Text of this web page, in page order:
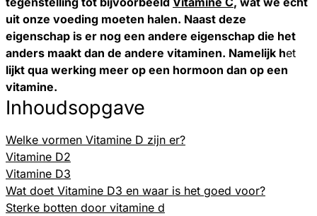
uit onze voeding moeten halen. Naast deze
eigenschap is er nog een andere eigenschap die het
anders maakt dan de andere vitaminen. Namelijk het
lijkt qua werking meer op een hormoon dan op een
vitamine.
Inhoudsopgave
Welke vormen Vitamine D zijn er?
Vitamine D2
Vitamine D3
Wat doet Vitamine D3 en waar is het goed voor?
Sterke botten door vitamine d